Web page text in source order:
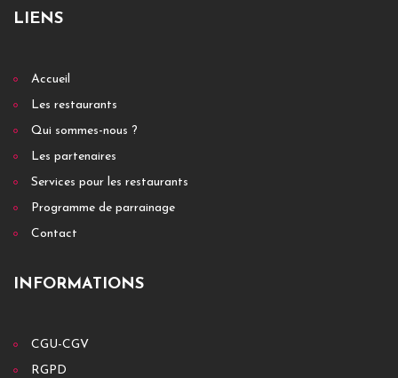
LIENS
Accueil
Les restaurants
Qui sommes-nous ?
Les partenaires
Services pour les restaurants
Programme de parrainage
Contact
INFORMATIONS
CGU-CGV
RGPD